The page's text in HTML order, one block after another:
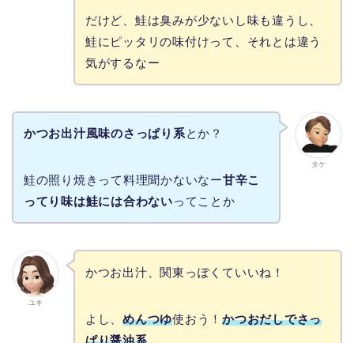
だけど、鮭は臭みが少ないし味も違うし、
鮭にピッタリの味付けって、それとは違う
気がするなー
タケ
かつお出汁風味のさっぱり系とか？
鮭の照り焼きって料理聞かないなー甘辛こ
ってり味は鮭には合わないってことか
ユキ
かつお出汁、関東っぽくていいね！
よし、めんつゆ使おう！かつおだしでさっ
ぱり醤油系